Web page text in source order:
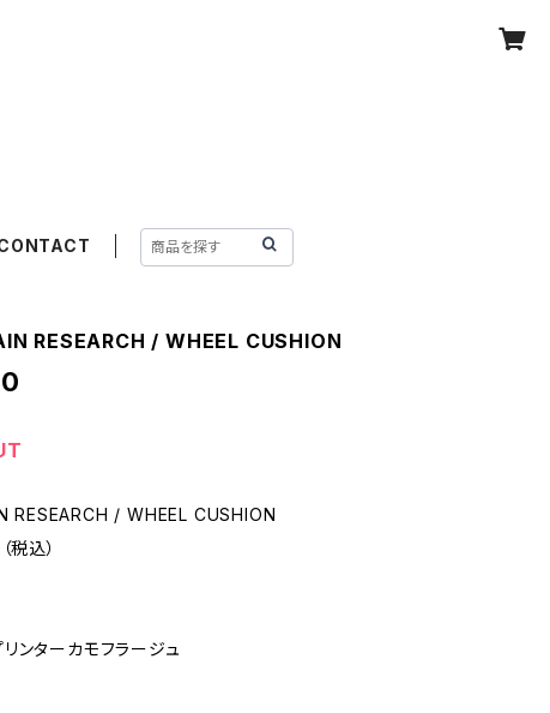
RESEARCH / WHEEL CUSHION
RESEARCH / WHEEL CUSHION
税込）
リンターカモフラージュ